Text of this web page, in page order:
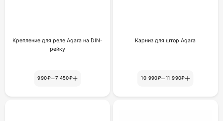
Крепление для реле Aqara на DIN-
рейку
990₽–7 450₽
Карниз для штор Aqara
10 990₽–11 990₽